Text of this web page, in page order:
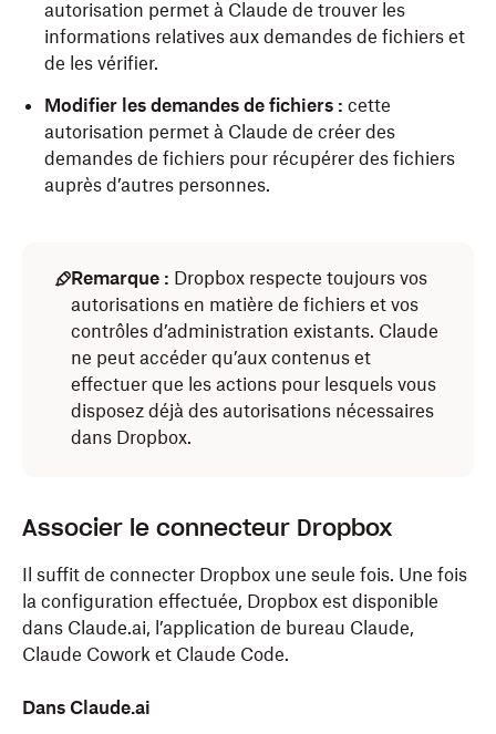
autorisation permet à Claude de trouver les
informations relatives aux demandes de fichiers et
de les vérifier.
Modifier les demandes de fichiers : cette
autorisation permet à Claude de créer des
demandes de fichiers pour récupérer des fichiers
auprès d’autres personnes.
Remarque : Dropbox respecte toujours vos
autorisations en matière de fichiers et vos
contrôles d’administration existants. Claude
ne peut accéder qu’aux contenus et
effectuer que les actions pour lesquels vous
disposez déjà des autorisations nécessaires
dans Dropbox.
Associer le connecteur Dropbox
Il suffit de connecter Dropbox une seule fois. Une fois
la configuration effectuée, Dropbox est disponible
dans Claude.ai, l’application de bureau Claude,
Claude Cowork et Claude Code.
Dans Claude.ai